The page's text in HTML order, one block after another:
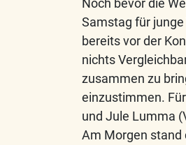
Noch bevor die
Samstag für
bereits vor der
nichts
zusammen zu
einzustimmen.
und Jule Lumma
Am Morgen stand